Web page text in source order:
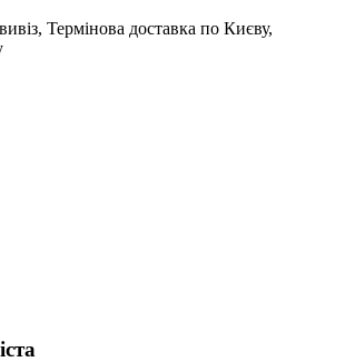
Термінова доставка по Києву,